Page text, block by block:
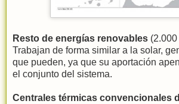
Resto de energías renovables (2.000
Trabajan de forma similar a la solar,
que pueden, ya que su aportación
el conjunto del sistema.
Centrales térmicas convencionales